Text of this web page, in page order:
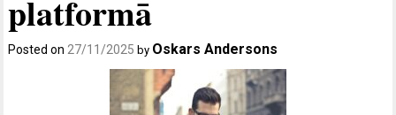
platformā
Posted on 27/11/2025 by Oskars Andersons